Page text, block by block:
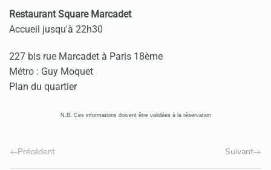
Restaurant Square Marcadet
Accueil jusqu'à 22h30
227 bis rue Marcadet à Paris 18ème
Métro : Guy Moquet
Plan du quartier
N.B. Ces informations doivent être validées à la réservation
Précédent Suivant